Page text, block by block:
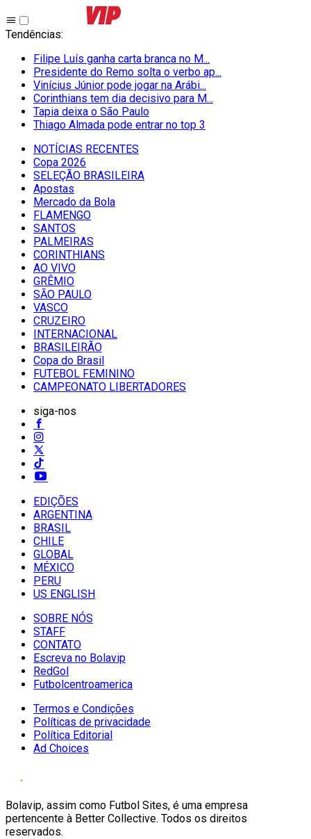
Tendências:
Filipe Luís ganha carta branca no M...
Presidente do Remo solta o verbo ap...
Vinícius Júnior pode jogar na Arábi...
Corinthians tem dia decisivo para M...
Tapia deixa o São Paulo
Thiago Almada pode entrar no top 3
NOTÍCIAS RECENTES
Copa 2026
SELEÇÃO BRASILEIRA
Apostas
Mercado da Bola
FLAMENGO
SANTOS
PALMEIRAS
CORINTHIANS
AO VIVO
GRÊMIO
SĀO PAULO
VASCO
CRUZEIRO
INTERNACIONAL
BRASILEIRÃO
Copa do Brasil
FUTEBOL FEMININO
CAMPEONATO LIBERTADORES
siga-nos
EDIÇÕES
ARGENTINA
BRASIL
CHILE
GLOBAL
MÉXICO
PERU
US ENGLISH
SOBRE NÓS
STAFF
CONTATO
Escreva no Bolavip
RedGol
Futbolcentroamerica
Termos e Condições
Políticas de privacidade
Política Editorial
Ad Choices
Bolavip, assim como Futbol Sites, é uma empresa
pertencente à Better Collective. Todos os direitos
reservados.